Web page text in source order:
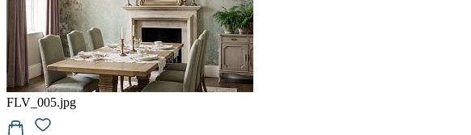
FLV_005.jpg